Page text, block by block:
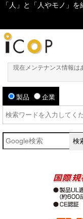
「人」と「人やモノ」
現在メンテナンス情報は
製品 企業